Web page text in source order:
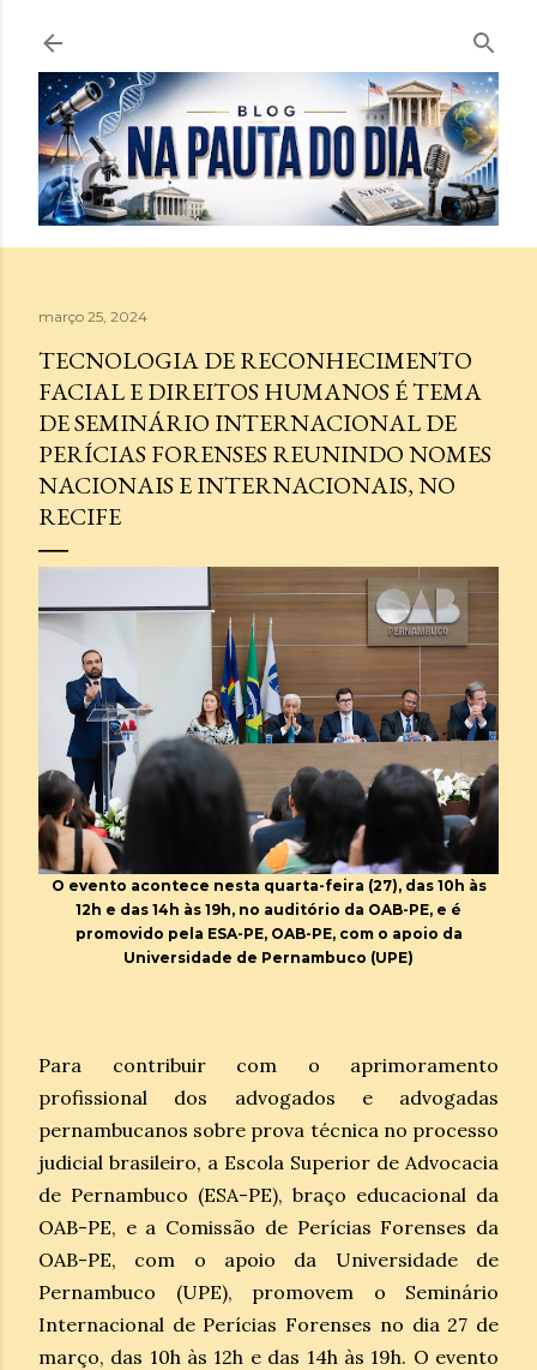
Pular para o conteúdo principal
março 25, 2024
TECNOLOGIA DE RECONHECIMENTO
FACIAL E DIREITOS HUMANOS É TEMA
DE SEMINÁRIO INTERNACIONAL DE
PERÍCIAS FORENSES REUNINDO NOMES
NACIONAIS E INTERNACIONAIS, NO
RECIFE
O evento acontece nesta quarta-feira (27), das 10h às
12h e das 14h às 19h, no auditório da OAB-PE, e é
promovido pela ESA-PE, OAB-PE, com o apoio da
Universidade de Pernambuco (UPE)
Para contribuir com o aprimoramento
profissional dos advogados e advogadas
pernambucanos sobre prova técnica no processo
judicial brasileiro, a Escola Superior de Advocacia
de Pernambuco (ESA-PE), braço educacional da
OAB-PE, e a Comissão de Perícias Forenses da
OAB-PE, com o apoio da Universidade de
Pernambuco (UPE), promovem o Seminário
Internacional de Perícias Forenses no dia 27 de
março, das 10h às 12h e das 14h às 19h. O evento